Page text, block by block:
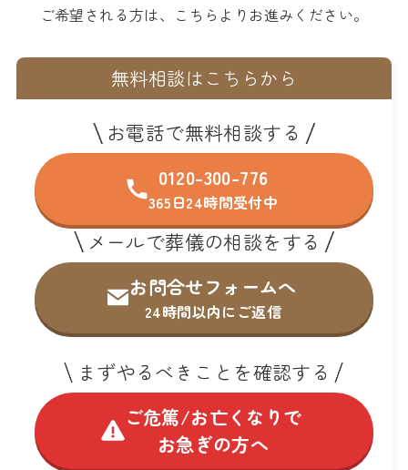
ご希望される方は、こちらよりお進みください。
無料相談はこちらから
お電話で無料相談する
0120-300-776
365日24時間受付中
メールで葬儀の相談をする
お問合せフォームへ
24時間以内にご返信
まずやるべきことを確認する
ご危篤/お亡くなりで
お急ぎの方へ